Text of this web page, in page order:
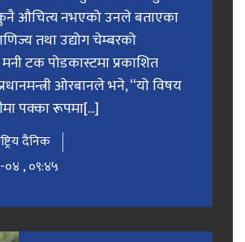
औचित्य नभएको उनले बताएका
तथा उद्योग चेम्बरको
टक पोडकास्टमा प्रकाशित
प्रधानमन्त्री ओरबानले भने, “यो विषय
पक्का रूपमा[...]
दैनिक
, ०९:४५